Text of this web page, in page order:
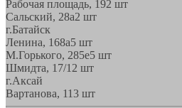
Рабочая площадь, 192 шт
Сальский, 28a2 шт
г.Батайск
Ленина, 168а5 шт
М.Горького, 285е5 шт
Шмидта, 17/1 2 шт
г.Аксай
Вартанова, 113 шт